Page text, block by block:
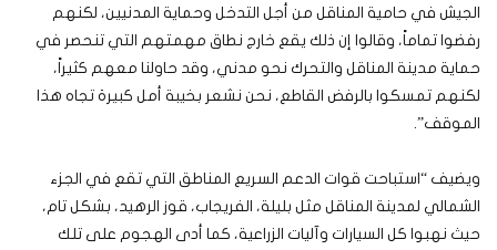
الجيش في حامية المناقل من أجل التدخل وحماية المدنيين، لكنهم
رفضوا تماماً، وقالوا إن ذلك يقع خارج نطاق مهمتهم التي تنحصر في
حماية مدينة المناقل والتحرك نحو مدني، وقد حاولنا معهم كثيراً،
لكنهم تمسكوا بالرفض القاطع، نحن نشعر بخيبة أمل كبيرة تجاه هذا
الموقف”.
ويضيف “استباحت قوات الدعم السريع المناطق التي تقع في الجزء
الشمالي لمدينة المناقل مثل بليلة، الفريجاب، قوز الرهيد، بشكل تام،
حيث نهبوا كل السيارات وآليات الزراعية، كما أدى الهجوم على تلك